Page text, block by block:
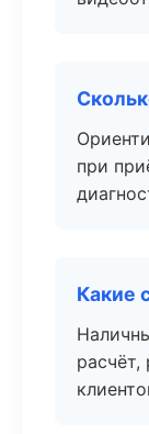
при
Какие
расчёт,